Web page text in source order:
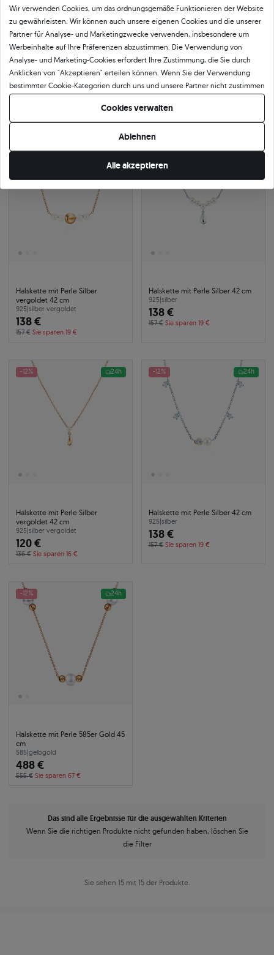
Halskette 585er Gold 45 cm
585|gelbgold
334 €
Halskette mit Perle Silber 42 cm
925 |silber
219 €
249 € Sie sparen 30 €
-12% 24h
Halskette mit Perle Silber
vergoldet 42 cm
925|silber vergoldet
138 €
157 € Sie sparen 19 €
-12% 24h
Halskette mit Perle Silber 42 cm
925|silber
138 €
157 € Sie sparen 19 €
-12% 24h
Halskette mit Perle Silber
vergoldet 42 cm
925|silber vergoldet
120 €
136 € Sie sparen 16 €
-12% 24h
Halskette mit Perle Silber 42 cm
925|silber
138 €
157 € Sie sparen 19 €
-12% 24h
Halskette mit Perle 585er Gold 45
cm
585|gelbgold
488 €
555 € Sie sparen 67 €
Das sind alle Ergebnisse für die ausgewählten Kriterien
Wenn Sie die richtigen Produkte nicht gefunden haben, löschen Sie
die Filter
Sie sehen 15 mit 15 der Produkte.
Wir verwenden Cookies, um das ordnungsgemäße Funktionieren der Website
zu gewährleisten. Wir können auch unsere eigenen Cookies und die unserer
Partner für Analyse- und Marketingzwecke verwenden, insbesondere um
Werbeinhalte auf Ihre Präferenzen abzustimmen. Die Verwendung von
Analyse- und Marketing-Cookies erfordert Ihre Zustimmung, die Sie durch
Anklicken von "Akzeptieren" erteilen können. Wenn Sie der Verwendung
bestimmter Cookie-Kategorien durch uns und unsere Partner nicht zustimmen
möchten, klicken Sie auf "Lassen Sie mich wählen" und bestimmen Sie Ihre
Präferenzen. Sie können Ihre Zustimmung jederzeit widerrufen, indem Sie
Ihre Cookie-Einstellungen ändern.
Cookies verwalten
Ablehnen
Alle akzeptieren